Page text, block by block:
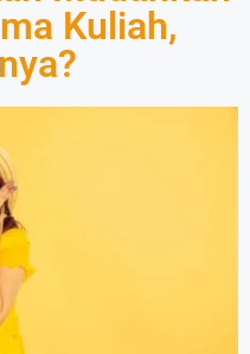
Kuliah,